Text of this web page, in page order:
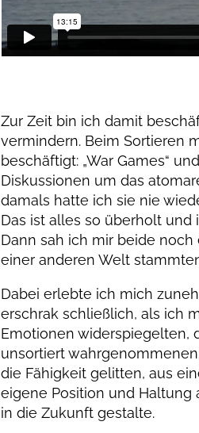
Zur Zeit bin ich damit
vermindern. Beim Sortieren
beschäftigt: „War Games“
Diskussionen um das
damals hatte ich sie nie
Das ist alles so überholt
Dann sah ich mir beide
einer anderen Welt
Dabei erlebte ich mich
erschrak schließlich, als ich
Emotionen widerspiegelten,
unsortiert
die Fähigkeit gelitten, aus
eigene Position und Haltung
in die Zukunft gestalte.